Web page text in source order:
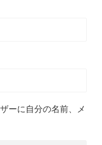
ーに自分の名前、メ